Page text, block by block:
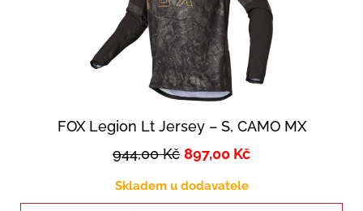
FOX Legion Lt Jersey – S, CAMO MX
944,00Kč 897,00 Kč
Skladem u dodavatele